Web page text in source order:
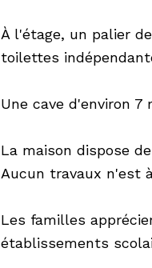
À l'étage, un palier
toilettes
Une cave d'environ
La maison dispose
Aucun travaux n'est
Les familles
établissements